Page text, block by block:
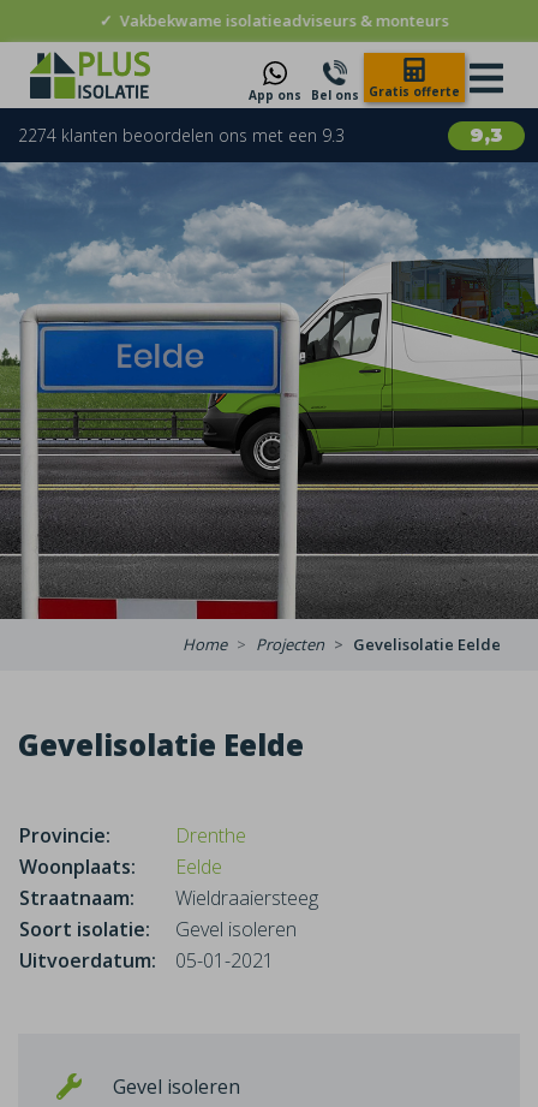
✓ Vakbekwame isolatieadviseurs & monteurs
App ons Bel ons Gratis offerte
9,3
2274 klanten beoordelen ons met een 9.3
Home Projecten Gevelisolatie Eelde
Gevelisolatie Eelde
Provincie:
Drenthe
Woonplaats:
Eelde
Straatnaam:
Wieldraaiersteeg
Soort isolatie:
Gevel isoleren
Uitvoerdatum:
05-01-2021
Gevel isoleren